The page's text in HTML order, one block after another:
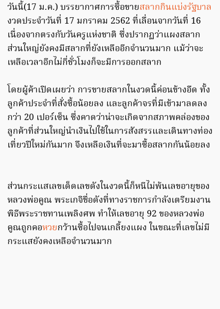
วันนี้(17 ม.ค.) บรรยากาศการซื้อขายสลากกินแบ่งรัฐบาล
งวดประจำวันที่ 17 มกราคม 2562 ที่เลื่อนจากวันที่ 16
เนื่องจากตรงกับวันครูแห่งชาติ ซึ่งปรากฏว่าแผงสลาก
ส่วนใหญ่ยังคงมีสลากที่ยังเหลืออีกจำนวนมาก แม้ว่าจะ
เหลือเวลาอีกไม่กี่ชั่วโมงก็จะมีการออกสลาก
โดยผู้ค้าเปิดเผยว่า การขายสลากในงวดนี้ค่อนข้างอืด ทั้ง
ลูกค้าประจำที่สั่งซื้อน้อยลง และลูกค้าจรที่มีเข้ามาลดลง
กว่า 20 เปอร์เซ็น ซึ่งคาดว่าน่าจะเกิดจากสภาพคล่องของ
ลูกค้าที่ส่วนใหญ่นำเงินไปใช้ในการสังสรรและเดินทางท่อง
เที่ยวปีใหม่กันมาก จึงเหลือเงินที่จะมาซื้อสลากกันน้อยลง
ส่วนกระแสเลขเด็ดเลขดังในงวดนี้ก็หนีไม่พ้นเลขอายุของ
หลวงพ่อคูณ พระเกจิชื่อดังที่ทางราชการกำลังเตรียมงาน
พิธีพระราชทานเพลิงศพ ทำให้เลขอายุ 92 ของหลวงพ่อ
คูณถูกคอหวยกว้านซื้อไปจนเกลี้ยงแผง ในขณะที่เลขไม่มี
กระแสยังคงเหลือจำนวนมาก